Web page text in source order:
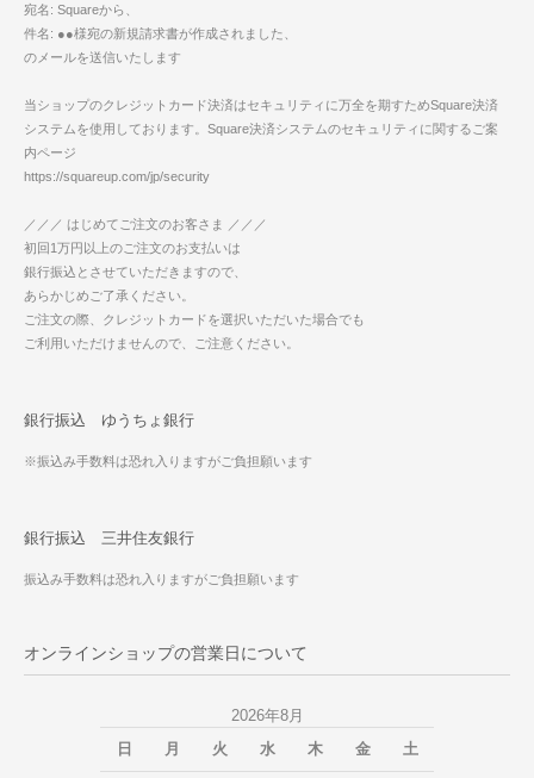
宛名: Squareから、
件名: ●●様宛の新規請求書が作成されました、
のメールを送信いたします
当ショップのクレジットカード決済はセキュリティに万全を期すためSquare決済
システムを使用しております。Square決済システムのセキュリティに関するご案
内ページ
https://squareup.com/jp/security
／／／ はじめてご注文のお客さま ／／／
初回1万円以上のご注文のお支払いは
銀行振込とさせていただきますので、
あらかじめご了承ください。
ご注文の際、クレジットカードを選択いただいた場合でも
ご利用いただけませんので、ご注意ください。
銀行振込 ゆうちょ銀行
※振込み手数料は恐れ入りますがご負担願います
銀行振込 三井住友銀行
振込み手数料は恐れ入りますがご負担願います
オンラインショップの営業日について
2026年8月
日
月 火 水 木 金 土